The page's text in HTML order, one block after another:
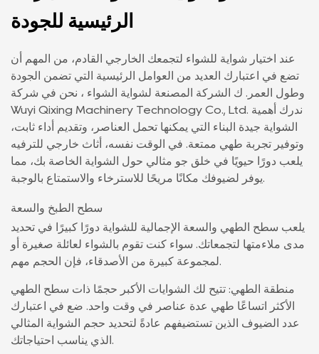
الرئيسية للجودة
عند اختيار شواية للشواء لتجمعك الخارجي القادم، من المهم أن
تضع في اعتبارك العديد من العوامل الرئيسية التي تضمن الجودة
وطول العمر. ك
الشركة المصنعة لشواية الشواء ، نحن في شركة
Wuyi Qixing Machinery Technology Co., Ltd. ندرك أهمية
الشواية جيدة البناء التي يمكنها تحمل العناصر، وتقديم أداء ثابت،
وتوفير تجربة طهي ممتعة. في الوقت نفسه، أثاث خارجي للترفيه
يلعب دورًا حيويًا في خلق جو مثالي حول الشواية الخاصة بك، مما
يوفر لضيوفك مكانًا مريحًا للاسترخاء والاستمتاع بالوجبة.
سطح الطبخ والسعة
يلعب سطح الطهي والسعة الإجمالية للشواية دورًا كبيرًا في تحديد
مدى ملاءمتها لتجمعاتك. سواء كنت تقوم بالشواء لعائلة صغيرة أو
لمجموعة كبيرة من الأصدقاء، فإن الحجم مهم.
منطقة الطهي: تتيح لك الشوايات الأكبر حجمًا ذات سطح الطهي
الأكثر اتساعًا طهي عدة عناصر في وقت واحد. ضع في اعتبارك
عدد الضيوف الذين تستضيفهم عادةً لتحديد حجم الشواية المثالي
الذي يناسب احتياجاتك.